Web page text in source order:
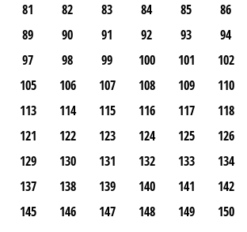
81
82 83 84 85 86
89
90 91 92 93 94
97
98 99 100 101 102
105
106 107 108 109 110
113
114 115 116 117 118
121
122 123 124 125 126
129
130 131 132 133 134
137
138 139 140 141 142
145
146 147 148 149 150